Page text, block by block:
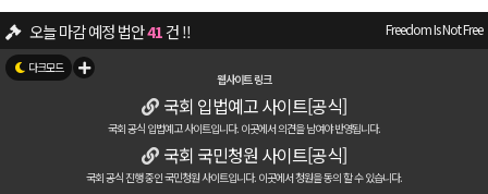
오늘 마감 예정 법안41건 !! Freedom Is Not Free
뉴스/소식 - 대입시로 고교 때부터 각성제복용/마약밀수, "청정국? 이젠 오염국
자유게시판 - 🚨 국회 입법예정법안 관련 긴급공지[12]
명의 애국자가 가입하여 활동중입니다.
자유게시판 - 입법예고관련 추가 공지 안내[7]
웹사이트 링크
국회 입법예고 사이트[공식]
국회 공식 입법예고 사이트입니다. 이곳에서 의견을 남여야 반영됩니다.
국회 국민청원 사이트[공식]
국회 공식 진행 중인 국민청원 사이트입니다. 이곳에서 청원을 동의 할 수 있습니다.